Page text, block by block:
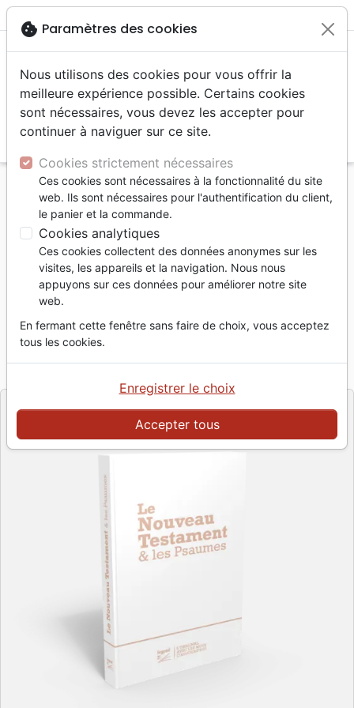
menu
Accueil Bibles
Segond 21
Nouveau Testament et Psaumes Segond 21, mini -
broché
Nouveau Testament et Psaumes
Segond 21, mini
broché
Version :Segond 21
cookie Paramètres des cookies
Nous utilisons des cookies pour vous offrir la
meilleure expérience possible. Certains cookies
sont nécessaires, vous devez les accepter pour
continuer à naviguer sur ce site.
Cookies strictement nécessaires
Ces cookies sont nécessaires à la fonctionnalité du site
web. Ils sont nécessaires pour l'authentification du client,
le panier et la commande.
Cookies analytiques
Ces cookies collectent des données anonymes sur les
visites, les appareils et la navigation. Nous nous
appuyons sur ces données pour améliorer notre site
web.
En fermant cette fenêtre sans faire de choix, vous acceptez
tous les cookies.
Accepter tous
Enregistrer le choix